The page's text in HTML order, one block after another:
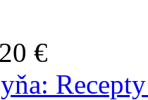
20 €